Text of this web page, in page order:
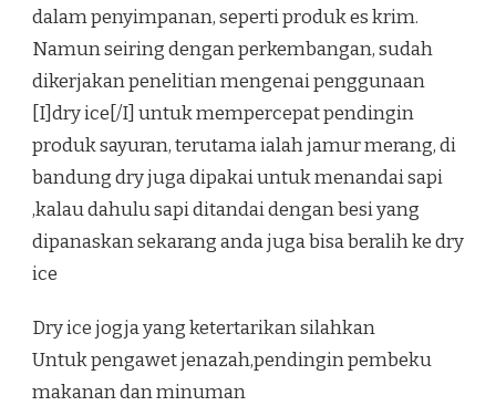
dalam penyimpanan, seperti produk es krim.
Namun seiring dengan perkembangan, sudah
dikerjakan penelitian mengenai penggunaan
[I]dry ice[/I] untuk mempercepat pendingin
produk sayuran, terutama ialah jamur merang, di
bandung dry juga dipakai untuk menandai sapi
,kalau dahulu sapi ditandai dengan besi yang
dipanaskan sekarang anda juga bisa beralih ke dry
ice
Dry ice jogja yang ketertarikan silahkan
Untuk pengawet jenazah,pendingin pembeku
makanan dan minuman